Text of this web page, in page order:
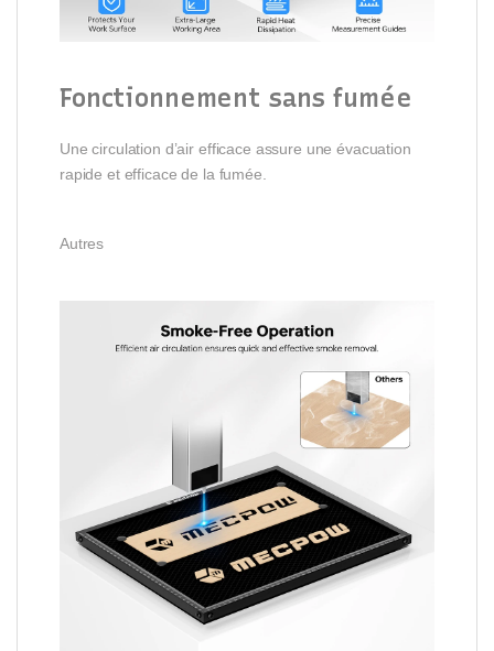
Fonctionnement sans fumée
Une circulation d’air efficace assure une évacuation
rapide et efficace de la fumée.
Autres